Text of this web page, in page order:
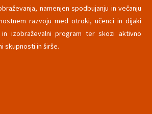
namenjen spodbujanju in večanju
razvoju med otroki, učenci in dijaki
izobraževalni program ter skozi aktivno
skupnosti in širše.